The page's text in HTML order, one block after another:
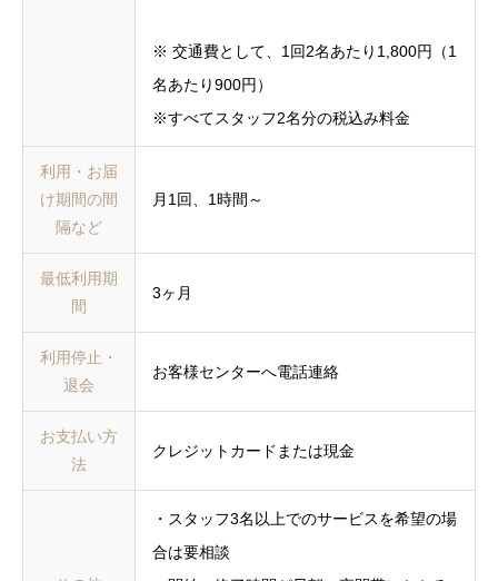
※ 交通費として、1回2名あたり1,800円（1
名あたり900円）
※すべてスタッフ2名分の税込み料金
利用・お届
け期間の間
隔など
月1回、1時間～
最低利用期
間
3ヶ月
利用停止・
退会
お客様センターへ電話連絡
お支払い方
法
クレジットカードまたは現金
・スタッフ3名以上でのサービスを希望の場
合は要相談